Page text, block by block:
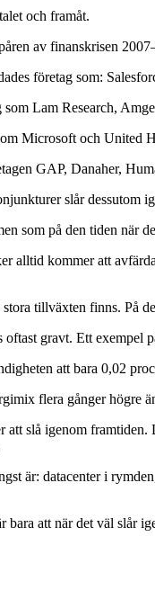
och framåt.
av finanskrisen
företag som:
Lam Research,
Microsoft och United
GAP, Danaher,
slår dessutom
som på den tiden när
alltid kommer att
tillväxten finns. På
gravt. Ett exempel
att bara 0,02
flera gånger högre
slå igenom
är: datacenter i
att när det väl slår